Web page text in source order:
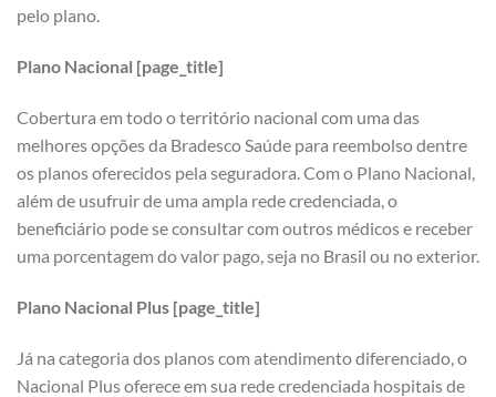
pelo plano.
Plano Nacional [page_title]
Cobertura em todo o território nacional com uma das
melhores opções da Bradesco Saúde para reembolso dentre
os planos oferecidos pela seguradora. Com o Plano Nacional,
além de usufruir de uma ampla rede credenciada, o
beneficiário pode se consultar com outros médicos e receber
uma porcentagem do valor pago, seja no Brasil ou no exterior.
Plano Nacional Plus [page_title]
Já na categoria dos planos com atendimento diferenciado, o
Nacional Plus oferece em sua rede credenciada hospitais de